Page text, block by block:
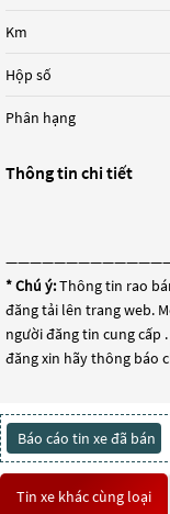
Km
Hộp số
Phân hạng
Thông tin chi tiết
* Chú ý:Thông tin rao
đăng tải lên trang web.
người đăng tin cung cấp
đăng xin hãy thông báo
Báo cáo tin xe đã bán
Tin xe khác cùng loại